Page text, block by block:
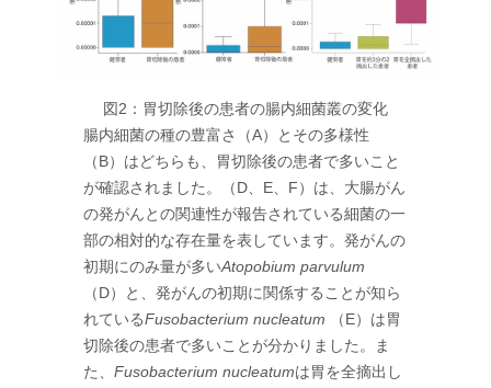
図2：胃切除後の患者の腸内細菌叢の変化
腸内細菌の種の豊富さ（A）とその多様性
（B）はどちらも、胃切除後の患者で多いこと
が確認されました。（D、E、F）は、大腸がん
の発がんとの関連性が報告されている細菌の一
部の相対的な存在量を表しています。発がんの
初期にのみ量が多いAtopobium parvulum
（D）と、発がんの初期に関係することが知ら
れているFusobacterium nucleatum
（E）は胃
切除後の患者で多いことが分かりました。ま
た、Fusobacterium nucleatumは胃を全摘出し